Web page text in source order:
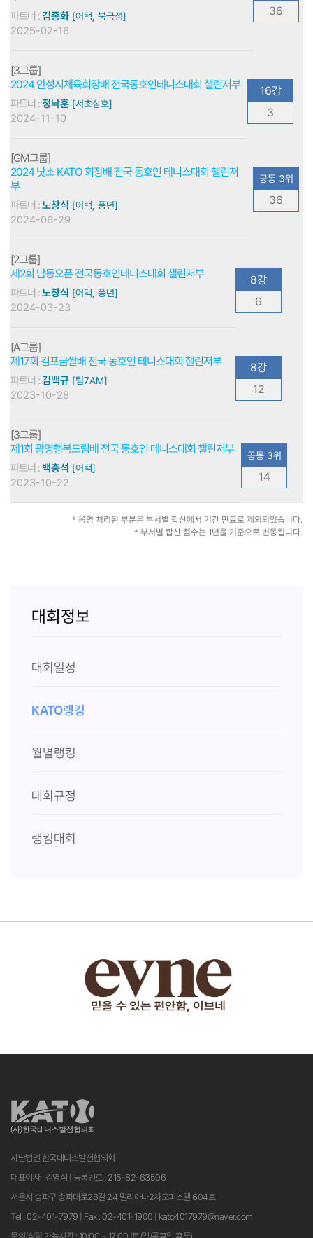
파트너 :김종화 [어택, 북극성]
2025-02-16
36
[3그룹]
2024 안성시체육회장배 전국동호인테니스대회 챌린저부
파트너 :정낙훈 [서초삼호]
2024-11-10
16강
3
[GM그룹]
2024 낫소 KATO 회장배 전국 동호인 테니스대회 챌린저
부
파트너 :노창식 [어택, 풍년]
2024-06-29
공동 3위
36
[2그룹]
제2회 남동오픈 전국동호인테니스대회 챌린저부
파트너 :노창식 [어택, 풍년]
2024-03-23
8강
6
[A그룹]
제17회 김포금쌀배 전국 동호인 테니스대회 챌린저부
파트너 :김백규 [팀7AM]
2023-10-28
8강
12
[3그룹]
제1회 광명행복드림배 전국 동호인 테니스대회 챌린저부
파트너 : 백충석 [어택]
2023-10-22
공동 3위
14
* 음영 처리된 부분은 부서별 합산에서 기간 만료로 제외되었습니다.
* 부서별 합산 점수는 1년을 기준으로 변동됩니다.
대회정보
대회일정
KATO랭킹
월별랭킹
대회규정
랭킹대회
사단법인 한국테니스발전협의회
대표이사 : 김영식 | 등록번호 : 215-82-63506
서울시 송파구 송파대로28길 24 밀리아나2차오피스텔 604호
Tel : 02-401-7979 | Fax : 02-401-1900 | kato4017979@naver.com